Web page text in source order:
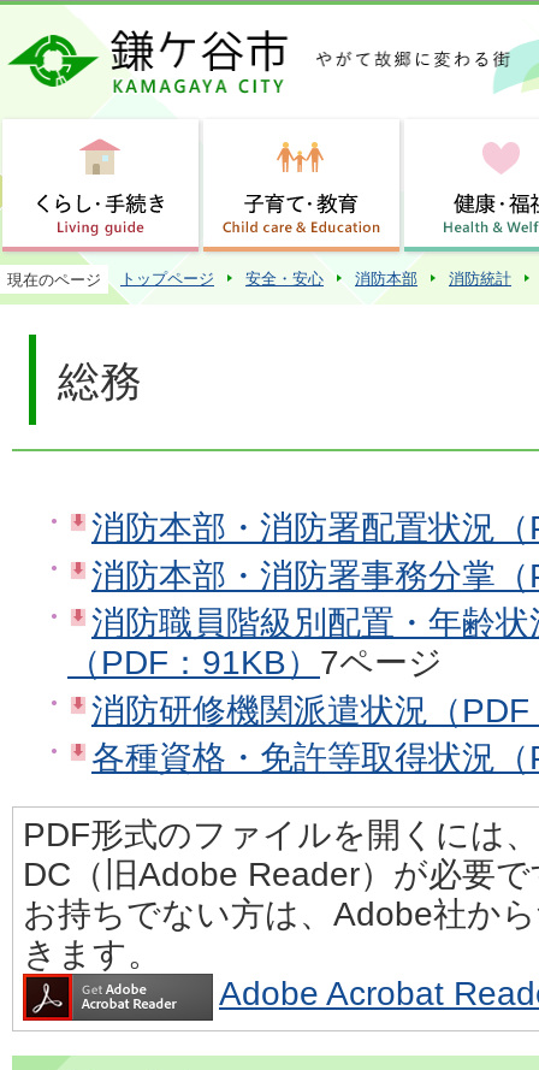
この
現在のページ トップページ 安全・安心 消防本部 消防統計
総務
消防本部・消防署配置状況
消防本部・消防署事務分掌
消防職員階級別配置・年齢
（PDF：91KB） 7ページ
消防研修機関派遣状況（
各種資格・免許等取得状況
PDF形式のファイルを開くには
DC（旧Adobe Reader）が必要
お持ちでない方は、Adobe社か
きます。
Adobe Acrobat